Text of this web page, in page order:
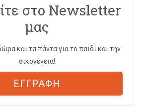
στο Newsletter
μας
και τα πάντα για το παιδί και την
οικογένεια!
ΕΓΓΡΑΦΗ